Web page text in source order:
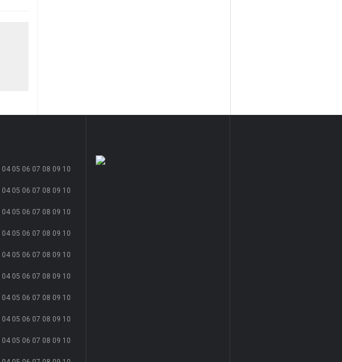
04 05 06 07 08 09 10
04 05 06 07 08 09 10
04 05 06 07 08 09 10
04 05 06 07 08 09 10
04 05 06 07 08 09 10
04 05 06 07 08 09 10
04 05 06 07 08 09 10
04 05 06 07 08 09 10
04 05 06 07 08 09 10